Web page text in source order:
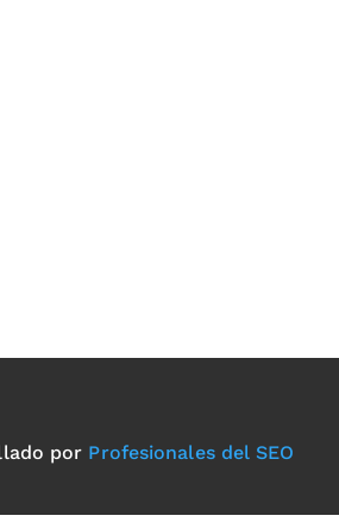
por Profesionales del SEO